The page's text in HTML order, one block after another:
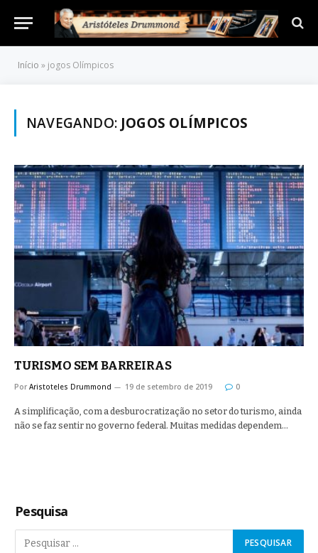
Início » jogos Olímpicos
NAVEGANDO: JOGOS OLÍMPICOS
TURISMO SEM BARREIRAS
Por Aristoteles Drummond 19 de setembro de 2019 0
A simplificação, com a desburocratização no setor do turismo, ainda
não se faz sentir no governo federal. Muitas medidas dependem…
Pesquisa